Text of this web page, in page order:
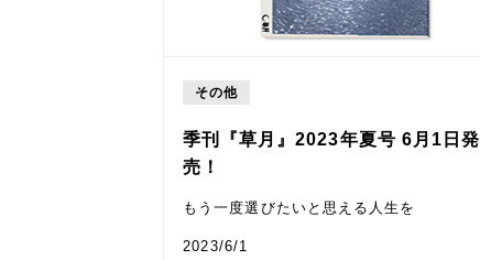
その他
季刊『草月』2023年夏号 6月1日発
売！
もう一度選びたいと思える人生を
2023/6/1